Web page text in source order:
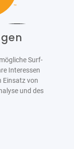
Surf-
Interessen
Einsatz von
und des